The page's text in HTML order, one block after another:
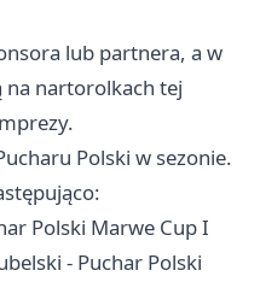
lub partnera, a w
na nartorolkach tej
Polski w sezonie.
Polski Marwe Cup I
- Puchar Polski